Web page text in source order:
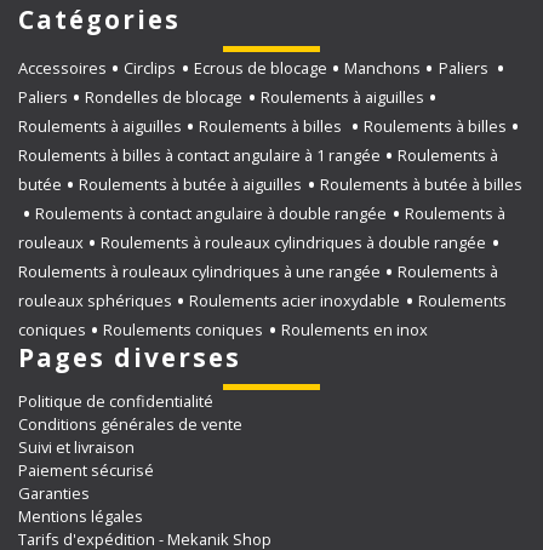
Catégories
Accessoires Circlips Ecrous de blocage Manchons
Paliers
Paliers
Rondelles de blocage
Roulements à aiguilles
Roulements à aiguilles
Roulements à billes
Roulements à billes
Roulements à billes à contact angulaire à 1 rangée
Roulements à
butée
Roulements à butée à aiguilles
Roulements à butée à billes
Roulements à contact angulaire à double rangée
Roulements à
rouleaux
Roulements à rouleaux cylindriques à double rangée
Roulements à rouleaux cylindriques à une rangée
Roulements à
rouleaux sphériques
Roulements acier inoxydable
Roulements
coniques
Roulements coniques Roulements en inox
Pages diverses
Politique de confidentialité
Conditions générales de vente
Suivi et livraison
Paiement sécurisé
Garanties
Mentions légales
Tarifs d'expédition - Mekanik Shop